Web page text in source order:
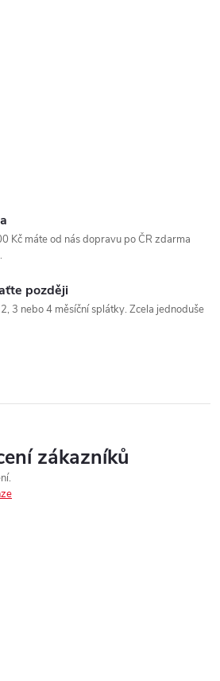
Kč máte od nás dopravu po ČR zdarma
později
3 nebo 4 měsíční splátky. Zcela jednoduše
zákazníků